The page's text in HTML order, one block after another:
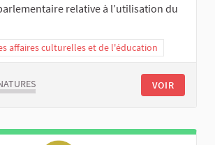
relative à l’utilisation du
affaires culturelles et de l'éducation
VOIR